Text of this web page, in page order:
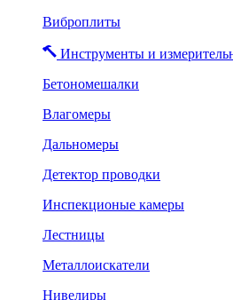
Виброплиты
Инструменты и
Бетономешалки
Влагомеры
Дальномеры
Детектор проводки
Инспекционые камеры
Лестницы
Металлоискатели
Нивелиры